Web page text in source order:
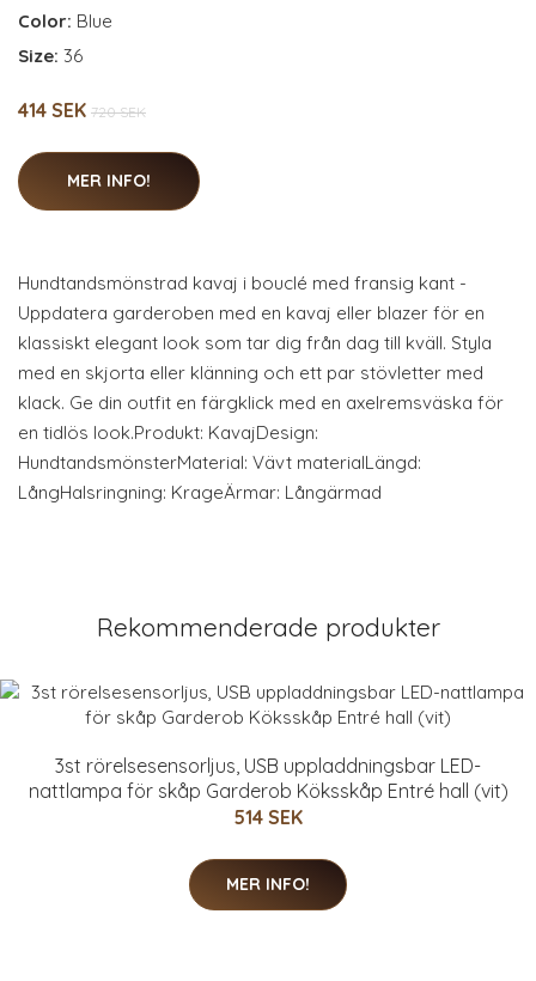
Color: Blue
Size: 36
414 SEK 720 SEK
MER INFO!
Hundtandsmönstrad kavaj i bouclé med fransig kant -
Uppdatera garderoben med en kavaj eller blazer för en
klassiskt elegant look som tar dig från dag till kväll. Styla
med en skjorta eller klänning och ett par stövletter med
klack. Ge din outfit en färgklick med en axelremsväska för
en tidlös look.Produkt: KavajDesign:
HundtandsmönsterMaterial: Vävt materialLängd:
LångHalsringning: KrageÄrmar: Långärmad
Rekommenderade produkter
3st rörelsesensorljus, USB uppladdningsbar LED-
nattlampa för skåp Garderob Köksskåp Entré hall (vit)
514 SEK
MER INFO!